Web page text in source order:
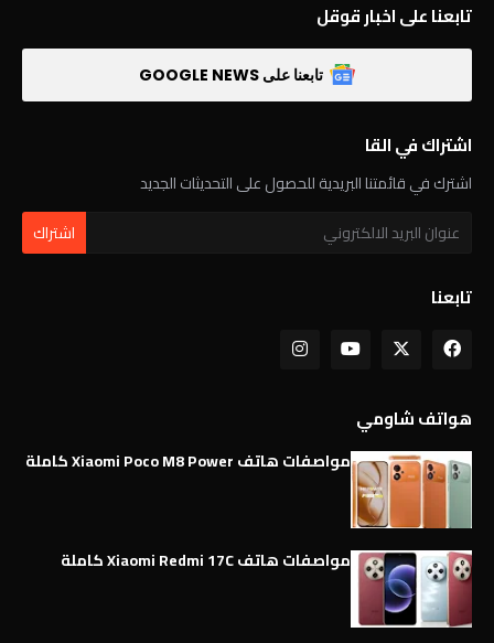
تابعنا على اخبار قوقل
تابعنا على GOOGLE NEWS
اشتراك في القا
اشترك في قائمتنا البريدية للحصول على التحديثات الجديد
تابعنا
هواتف شاومي
مواصفات هاتف Xiaomi Poco M8 Power كاملة
مواصفات هاتف Xiaomi Redmi 17C كاملة